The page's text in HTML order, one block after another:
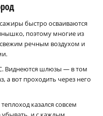
быстро осваиваются
поэтому многие из
речным воздухом и
Виднеются шлюзы — в том
а вот проходить через него
казался совсем